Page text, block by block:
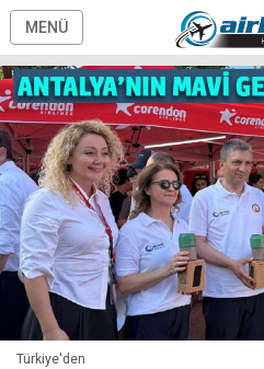
MENÜ
Türkiye'den